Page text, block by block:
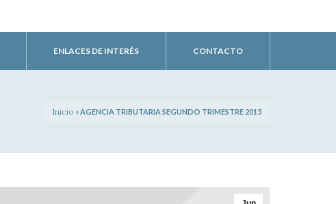
ENLACES DE INTERÉS CONTACTO
Inicio »AGENCIA TRIBUTARIA SEGUNDO TRIMESTRE 2015